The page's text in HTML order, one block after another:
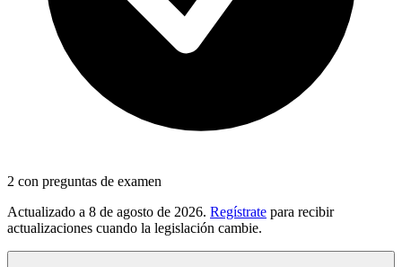
2 con preguntas de examen
Actualizado a 8 de agosto de 2026. Regístrate para recibir
actualizaciones cuando la legislación cambie.